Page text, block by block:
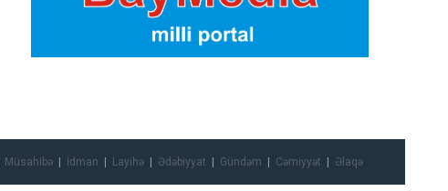
Müsahibə İdman Layihə Ədəbiyyat Gündəm Cəmiyyət Əlaqə